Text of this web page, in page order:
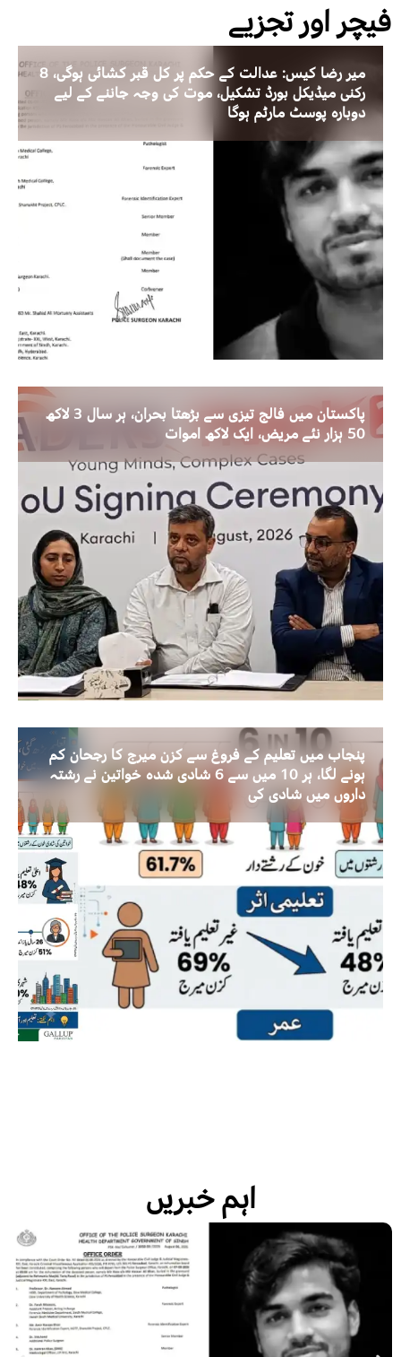
فیچر اور تجزیے
میر رضا کیس: عدالت کے حکم پر کل قبر کشائی ہوگی، 8
رکنی میڈیکل بورڈ تشکیل، موت کی وجہ جاننے کے لیے
دوبارہ پوسٹ مارٹم ہوگا
پاکستان میں فالج تیزی سے بڑھتا بحران، ہر سال 3 لاکھ
50 ہزار نئے مریض، ایک لاکھ اموات
پنجاب میں تعلیم کے فروغ سے کزن میرج کا رجحان کم
ہونے لگا، ہر 10 میں سے 6 شادی شدہ خواتین نے رشتہ
داروں میں شادی کی
اہم خبریں